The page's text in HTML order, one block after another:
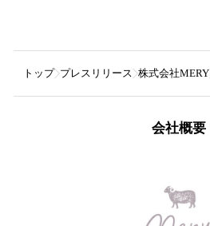
トップ プレスリリース 株式会社MERY
会社概要